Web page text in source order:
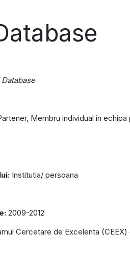
Database
Membru individual in echipa
Institutia/ persoana
2009-2012
Cercetare de Excelenta (CEEX)